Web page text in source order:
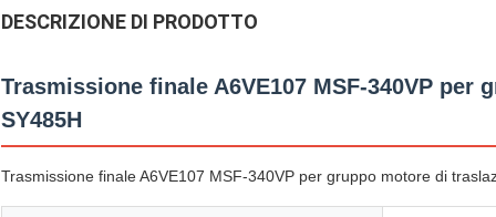
DESCRIZIONE DI PRODOTTO
Trasmissione finale A6VE107 MSF‑340VP per
SY485H
Trasmissione finale A6VE107 MSF‑340VP per gruppo motore di